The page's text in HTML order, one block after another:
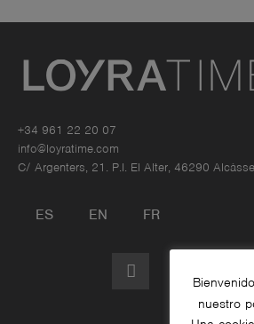
+34 961 22 20 07
info@loyratime.com
C/ Argenters, 21. P.I. El Alter, 46290
ES EN FR
nuestro